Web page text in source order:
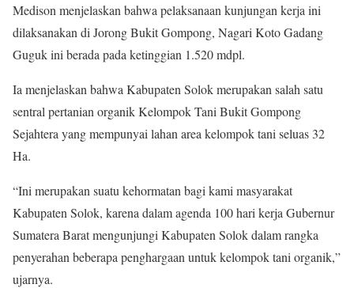
Medison menjelaskan bahwa pelaksanaan kunjungan kerja ini
dilaksanakan di Jorong Bukit Gompong, Nagari Koto Gadang
Guguk ini berada pada ketinggian 1.520 mdpl.
Ia menjelaskan bahwa Kabupaten Solok merupakan salah satu
sentral pertanian organik Kelompok Tani Bukit Gompong
Sejahtera yang mempunyai lahan area kelompok tani seluas 32
Ha.
“Ini merupakan suatu kehormatan bagi kami masyarakat
Kabupaten Solok, karena dalam agenda 100 hari kerja Gubernur
Sumatera Barat mengunjungi Kabupaten Solok dalam rangka
penyerahan beberapa penghargaan untuk kelompok tani organik,”
ujarnya.